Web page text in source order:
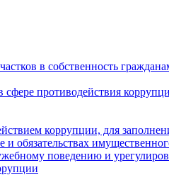
в собственность
противодействия
коррупции, для
обязательствах
поведению и